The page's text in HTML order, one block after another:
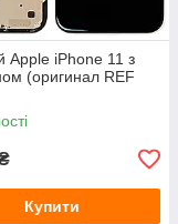
Apple iPhone 11 з
(оригинал REF
Купити